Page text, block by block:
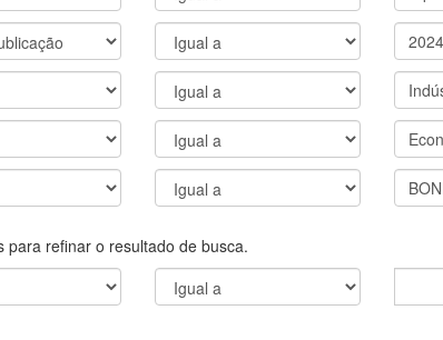
para refinar o resultado de busca.